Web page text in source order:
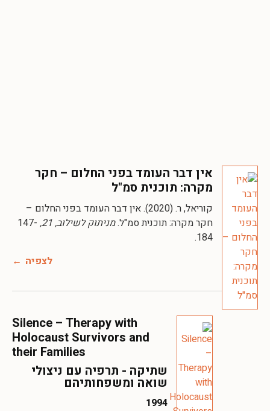
אין דבר העומד בפני החלום – חקר
מקרה: תוכנית סמ"ל
קוריאל, ר. (2020). אין דבר העומד בפני החלום –
חקר מקרה: תוכנית סמ"ל.מניתוק לשילוב, 21,
147-
184.
לצפיה
Silence – Therapy with
Holocaust Survivors and
their Families
שתיקה - תרפיה עם ניצולי
שואה ומשפחותיהם
1994